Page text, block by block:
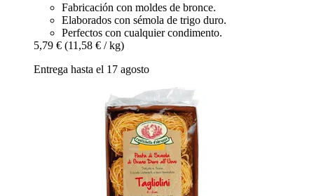
Fabricación con moldes de bronce.
Elaborados con sémola de trigo duro.
Perfectos con cualquier condimento.
5,79 € (11,58 € / kg)
Entrega hasta el 17 agosto